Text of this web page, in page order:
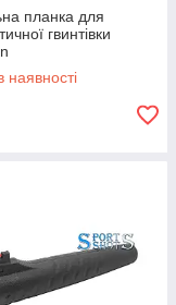
планка для
гвинтівки